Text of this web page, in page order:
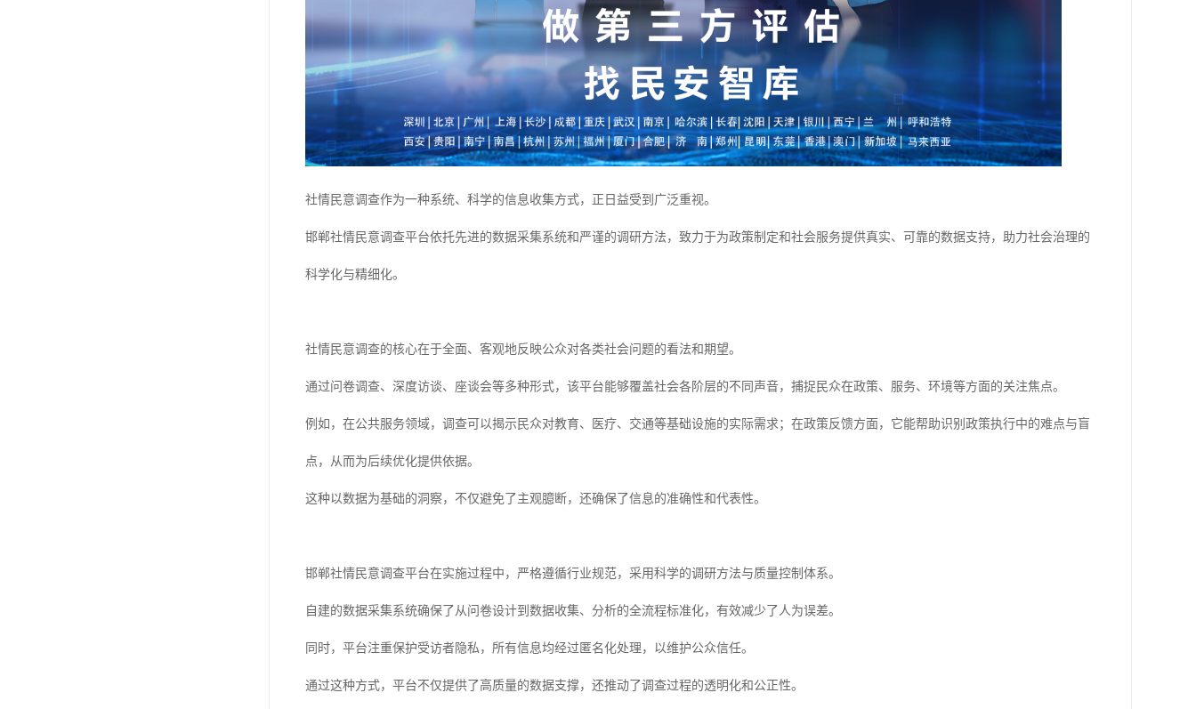
社情民意调查作为一种系统、科学的信息收集方式，正日益受到广泛重视。
邯郸社情民意调查平台依托先进的数据采集系统和严谨的调研方法，致力于为政策制定和社会服务提供真实、可靠的数据支持，助力社会治理的
科学化与精细化。
社情民意调查的核心在于全面、客观地反映公众对各类社会问题的看法和期望。
通过问卷调查、深度访谈、座谈会等多种形式，该平台能够覆盖社会各阶层的不同声音，捕捉民众在政策、服务、环境等方面的关注焦点。
例如，在公共服务领域，调查可以揭示民众对教育、医疗、交通等基础设施的实际需求；在政策反馈方面，它能帮助识别政策执行中的难点与盲
点，从而为后续优化提供依据。
这种以数据为基础的洞察，不仅避免了主观臆断，还确保了信息的准确性和代表性。
邯郸社情民意调查平台在实施过程中，严格遵循行业规范，采用科学的调研方法与质量控制体系。
自建的数据采集系统确保了从问卷设计到数据收集、分析的全流程标准化，有效减少了人为误差。
同时，平台注重保护受访者隐私，所有信息均经过匿名化处理，以维护公众信任。
通过这种方式，平台不仅提供了高质量的数据支撑，还推动了调查过程的透明化和公正性。